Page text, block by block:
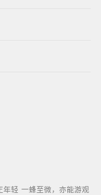
年轻 一蜂至微，亦能游观